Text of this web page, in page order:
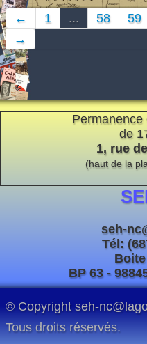
← 1 ... 58 59
→
Permanence
de
1, rue
(haut de la
seh-
Tél:
BP 63 -
© Copyright seh-
Tous droits réservés.